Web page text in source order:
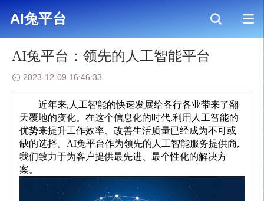
AI兔平台
AI兔平台：领先的人工智能平台
2023-12-09 16:46:33
天覆地的变化。在这个信息化的时代,利用人工智能的
优势来提升工作效率、改善生活质量已经成为不可或
缺的选择。AI兔平台作为领先的人工智能服务提供商,
我们致力于为客户提供最先进、最个性化的解决方
案。